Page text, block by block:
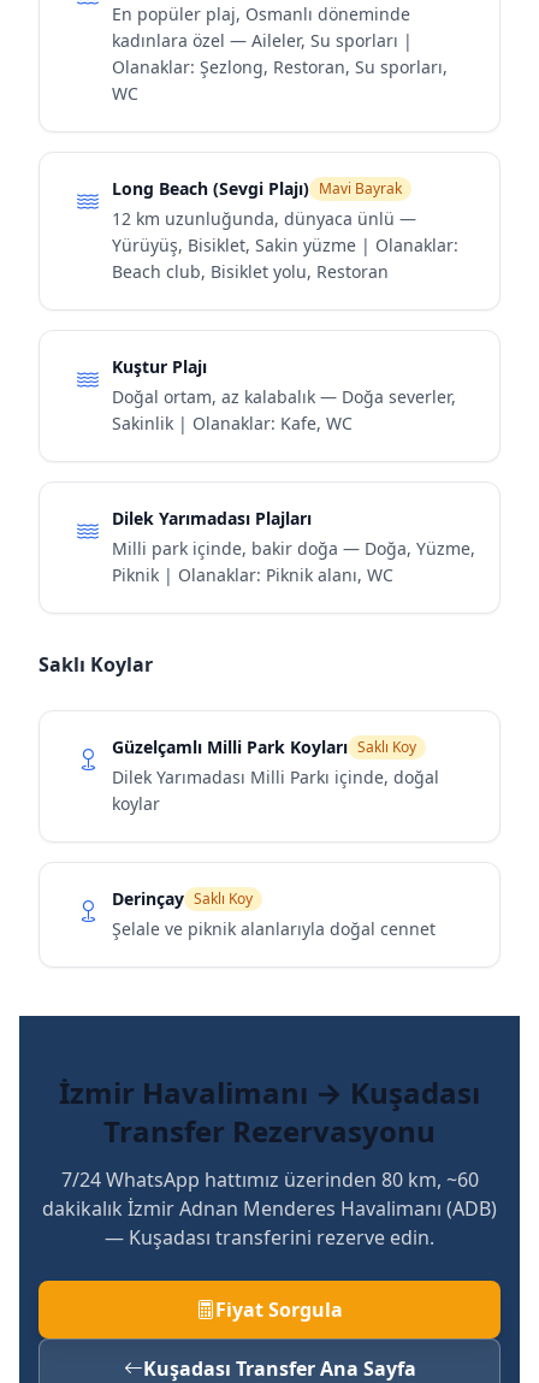
En popüler plaj, Osmanlı döneminde
kadınlara özel — Aileler, Su sporları |
Olanaklar: Şezlong, Restoran, Su sporları,
WC
Long Beach (Sevgi Plajı) Mavi Bayrak
12 km uzunluğunda, dünyaca ünlü —
Yürüyüş, Bisiklet, Sakin yüzme | Olanaklar:
Beach club, Bisiklet yolu, Restoran
Kuştur Plajı
Doğal ortam, az kalabalık — Doğa severler,
Sakinlik | Olanaklar: Kafe, WC
Dilek Yarımadası Plajları
Milli park içinde, bakir doğa — Doğa, Yüzme,
Piknik | Olanaklar: Piknik alanı, WC
Saklı Koylar
Güzelçamlı Milli Park Koyları Saklı Koy
Dilek Yarımadası Milli Parkı içinde, doğal
koylar
Derinçay Saklı Koy
Şelale ve piknik alanlarıyla doğal cennet
İzmir Havalimanı → Kuşadası
Transfer Rezervasyonu
7/24 WhatsApp hattımız üzerinden 80 km, ~60
dakikalık İzmir Adnan Menderes Havalimanı (ADB)
— Kuşadası transferini rezerve edin.
Fiyat Sorgula
Kuşadası Transfer Ana Sayfa